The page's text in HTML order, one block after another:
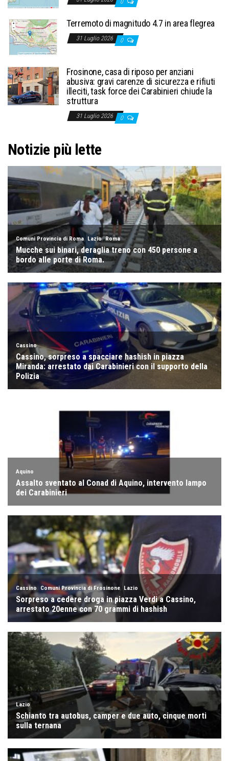
Terremoto di magnitudo 4.7 in area flegrea
31 Luglio 2026 0
Frosinone, casa di riposo per anziani
abusiva: gravi carenze di sicurezza e rifiuti
illeciti, task force dei Carabinieri chiude la
struttura
31 Luglio 2026 0
Notizie più lette